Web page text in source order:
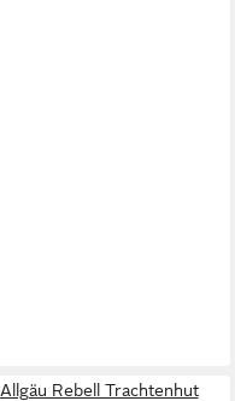
Allgäu Rebell Trachtenhut